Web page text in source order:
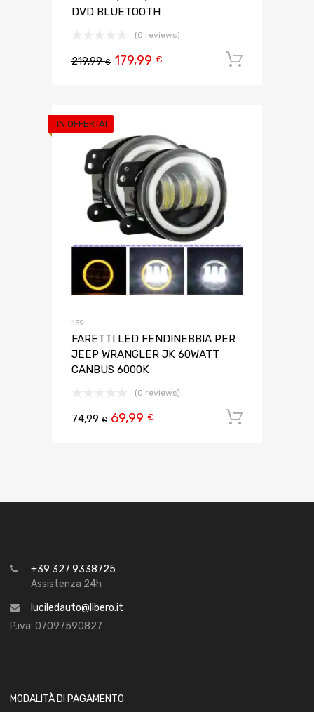
DVD BLUETOOTH
(0 reviews)
219,99€ 179,99 €
IN OFFERTA!
159
FARETTI LED FENDINEBBIA PER
JEEP WRANGLER JK 60WATT
CANBUS 6000K
(0 reviews)
74,99€ 69,99 €
+39 327 9338725
Assistenza 24h
luciledauto@libero.it
P.iva: 07097590827
MODALITÀ DI PAGAMENTO